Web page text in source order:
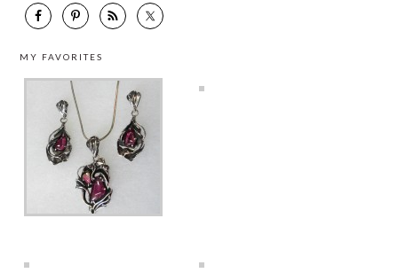
MY FAVORITES